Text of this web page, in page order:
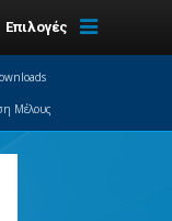
Επιλογές
Μέλους